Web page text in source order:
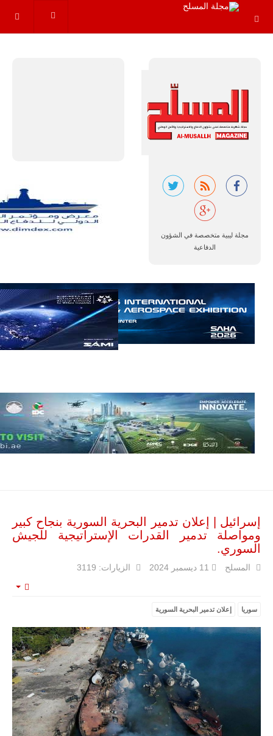
مجلة ليبية متخصصة في الشؤون
الدفاعية
المسيرة
الروسية
مع تصاعد حدة
الحرب الجوية
الروسية في
مالي رُصدت
طائرة أوريون
بدون طيار فوق
فإن الجمع بين
قدرة طائرة
أوريون على
التحليق…
للمزيد
2026 الدولية
بمشاركة
جيوش وقادة
من 30 دولة
بمدينة سرت
الليبية.
في خطوة
تُوصف بأنها
اختبار عملي
جديد لإمكانية
إسرائيل | إعلان تدمير البحرية السورية بنجاح كبير
ومواصلة تدمير القدرات الإستراتيجية للجيش
السوري.
المسلح 11 ديسمبر 2024 الزيارات: 3119
سوريا إعلان تدمير البحرية السورية